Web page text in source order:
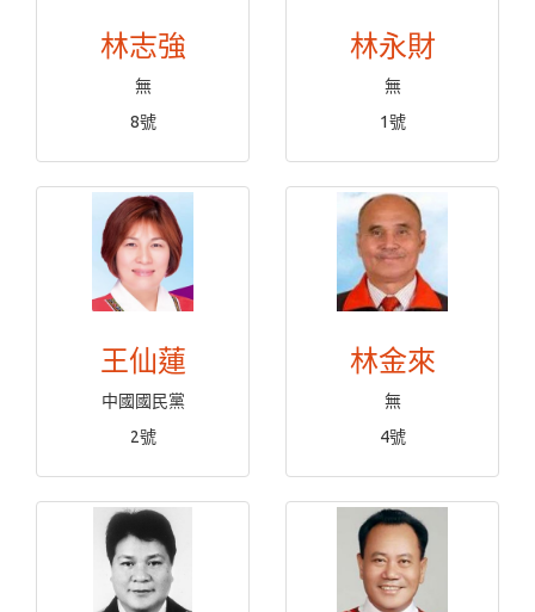
林志強
無
8號
林永財
無
1號
王仙蓮
中國國民黨
2號
林金來
無
4號